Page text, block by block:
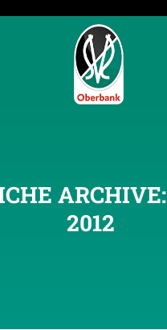
ARCHIVE:
2012